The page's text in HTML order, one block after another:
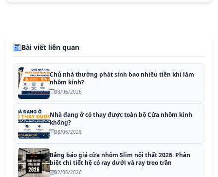
Bài viết liên quan
Chủ nhà thường phát sinh bao nhiêu tiền khi làm
nhôm kính?
08/06/2026
Nhà đang ở có thay được toàn bộ Cửa nhôm kính
không?
08/06/2026
Bảng báo giá cửa nhôm Slim nội thất 2026: Phân
biệt chi tiết hệ có ray dưới và ray treo trần
02/06/2026